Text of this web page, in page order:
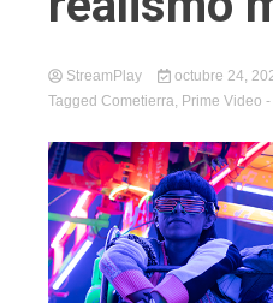
StreamPlay octubre 24,
Tagged Cometierra, Prime Video -